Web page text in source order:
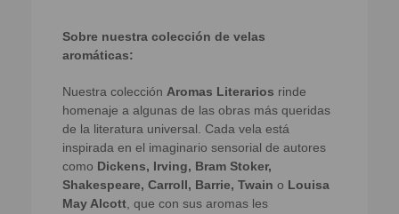
Sobre nuestra colección de velas
aromáticas:
Nuestra colección Aromas Literarios rinde
homenaje a algunas de las obras más queridas
de la literatura universal. Cada vela está
inspirada en el imaginario sensorial de autores
como Dickens, Irving, Bram Stoker,
Shakespeare, Carroll, Barrie, Twain o Louisa
May Alcott , que con sus aromas les